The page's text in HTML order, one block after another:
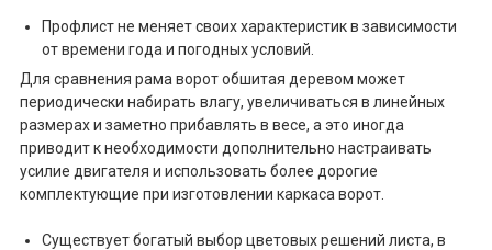
Профлист не меняет своих характеристик в зависимости
от времени года и погодных условий.
Для сравнения рама ворот обшитая деревом может
периодически набирать влагу, увеличиваться в линейных
размерах и заметно прибавлять в весе, а это иногда
приводит к необходимости дополнительно настраивать
усилие двигателя и использовать более дорогие
комплектующие при изготовлении каркаса ворот.
Существует богатый выбор цветовых решений листа, в